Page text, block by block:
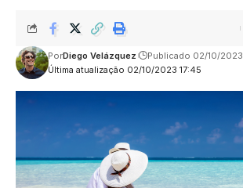
Última atualização 02/10/2023 17:45
PorDiego Velázquez Publicado 02/10/2023